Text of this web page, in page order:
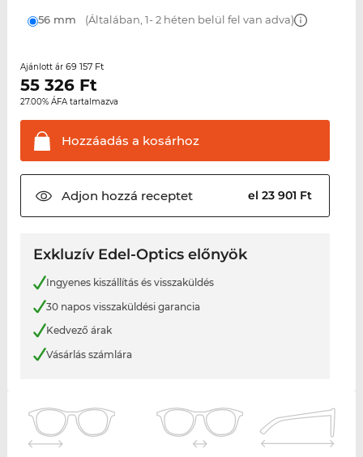
56 mm (Általában, 1- 2 héten belül fel van adva)
Ajánlott ár 69 157 Ft
55 326Ft
27.00% ÁFA tartalmazva
Hozzáadás a kosárhoz
Adjon hozzá receptet el 23 901 Ft
Exkluzív Edel-Optics előnyök
Ingyenes kiszállítás és visszaküldés
30 napos visszaküldési garancia
Kedvező árak
Vásárlás számlára